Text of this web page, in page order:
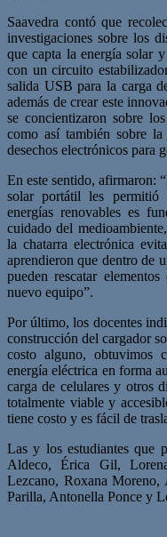
Saavedra contó que
investigaciones sobre los
que capta la energía solar
con un circuito
salida USB para la carga
además de crear este
se concientizaron sobre
como así también sobre
desechos electrónicos para
En este sentido, afirmaron:
solar portátil les permitió
energías renovables es
cuidado del
la chatarra electrónica
aprendieron que dentro de
pueden rescatar
nuevo equipo”.
Por último, los docentes
construcción del cargador
costo alguno, obtuvimos
energía eléctrica en forma
carga de celulares y otros
totalmente viable y
tiene costo y es fácil de
Las y los estudiantes que
Aldeco, Érica Gil,
Lezcano, Roxana
Parilla, Antonella Ponce y